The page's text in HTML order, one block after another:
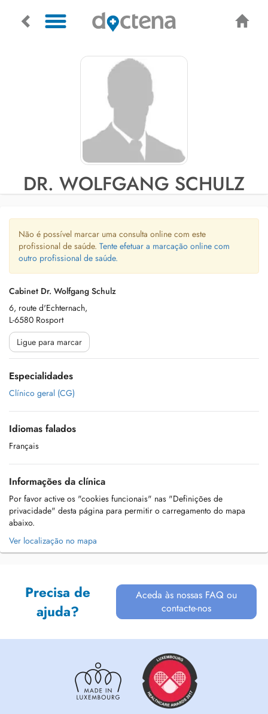
DR. WOLFGANG SCHULZ
Não é possível marcar uma consulta online com este
profissional de saúde. Tente efetuar a marcação online com
outro profissional de saúde.
Cabinet Dr. Wolfgang Schulz
6, route d'Echternach,
L-6580 Rosport
Ligue para marcar
Especialidades
Clínico geral (CG)
Idiomas falados
Français
Informações da clínica
Por favor active os "cookies funcionais" nas "Definições de
privacidade" desta página para permitir o carregamento do mapa
abaixo.
Ver localização no mapa
Precisa de
ajuda?
Aceda às nossas FAQ ou
contacte-nos